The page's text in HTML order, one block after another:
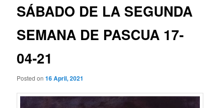
SÁBADO DE LA SEGUNDA
SEMANA DE PASCUA 17-
04-21
Posted on16 April, 2021